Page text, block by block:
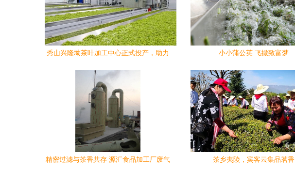
秀山兴隆坳茶叶加工中心正式投产，助力
小小蒲公英 飞撒致富梦
精密过滤与茶香共存 源汇食品加工厂废气
茶乡夷陵，宾客云集品茗香